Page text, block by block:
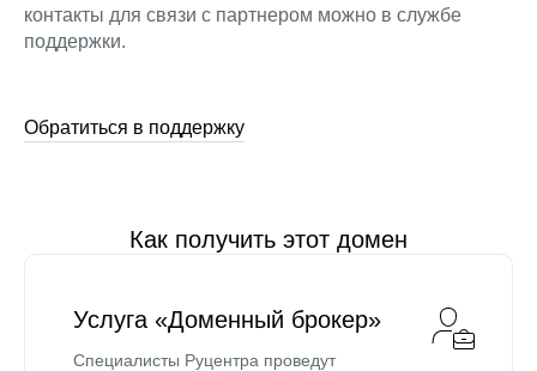
контакты для связи с партнером можно в службе
поддержки.
Обратиться в поддержку
Как получить этот домен
Услуга «Доменный брокер»
Специалисты Руцентра проведут